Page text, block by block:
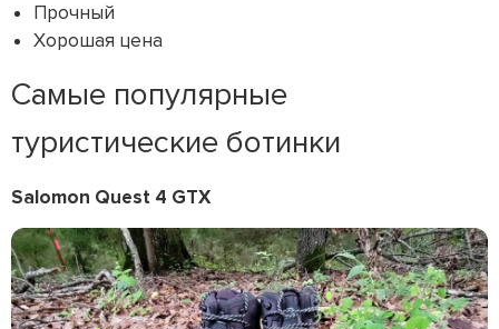
Прочный
Хорошая цена
Самые популярные
туристические ботинки
Salomon Quest 4 GTX